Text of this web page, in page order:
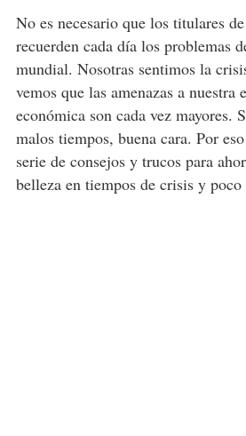
No es necesario que los titulares
recuerden cada día los problemas
mundial. Nosotras sentimos la
vemos que las amenazas a nuestra
económica son cada vez mayores.
malos tiempos, buena cara. Por
serie de consejos y trucos para
belleza en tiempos de crisis y poco